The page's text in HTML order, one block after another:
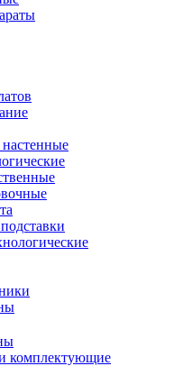
комплектующие